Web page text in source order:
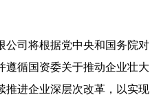
公司将根据党中央和国务院对
遵循国资委关于推动企业壮大
推进企业深层次改革，以实现